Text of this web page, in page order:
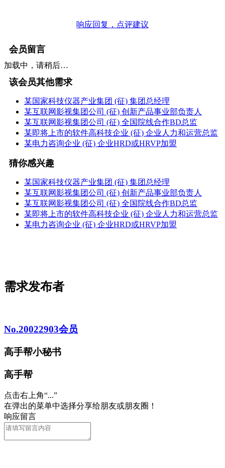
响应回复，点评建议
会员留言
加载中，请稍后…
该会员其他需求
某国家科技仪器产业集团 (征) 集团总经理
某互联网影视集团公司 (征) 创新产品事业部负责人
某互联网影视集团公司 (征) 全国院线合作BD总监
某即将上市的软件高科技企业 (征) 企业人力和运营总监
某电力咨询企业 (征) 企业HRD或HRVP加盟
猜你感兴趣
某国家科技仪器产业集团 (征) 集团总经理
某互联网影视集团公司 (征) 创新产品事业部负责人
某互联网影视集团公司 (征) 全国院线合作BD总监
某即将上市的软件高科技企业 (征) 企业人力和运营总监
某电力咨询企业 (征) 企业HRD或HRVP加盟
需求发布者
No.20022903会员
高手帮小秘书
高手帮
点击右上角“...”
在弹出的菜单中选择分享给朋友或朋友圈！
响应留言